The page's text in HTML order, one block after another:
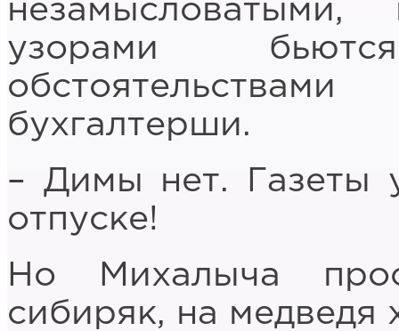
узорами
бухгалтерши.
– Димы нет.
отпуске!
Но Михалыча
сибиряк, на